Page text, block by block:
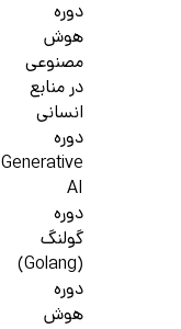
دوره
هوش
مصنوعی
در منابع
انسانی
دوره
Generative
AI
دوره
گولنگ
(Golang)
دوره
هوش